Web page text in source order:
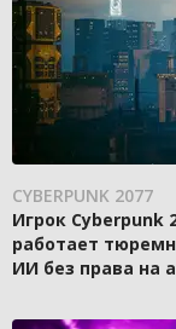
CYBERPUNK 2077
Игрок Cyberpunk
работает
ИИ без права на